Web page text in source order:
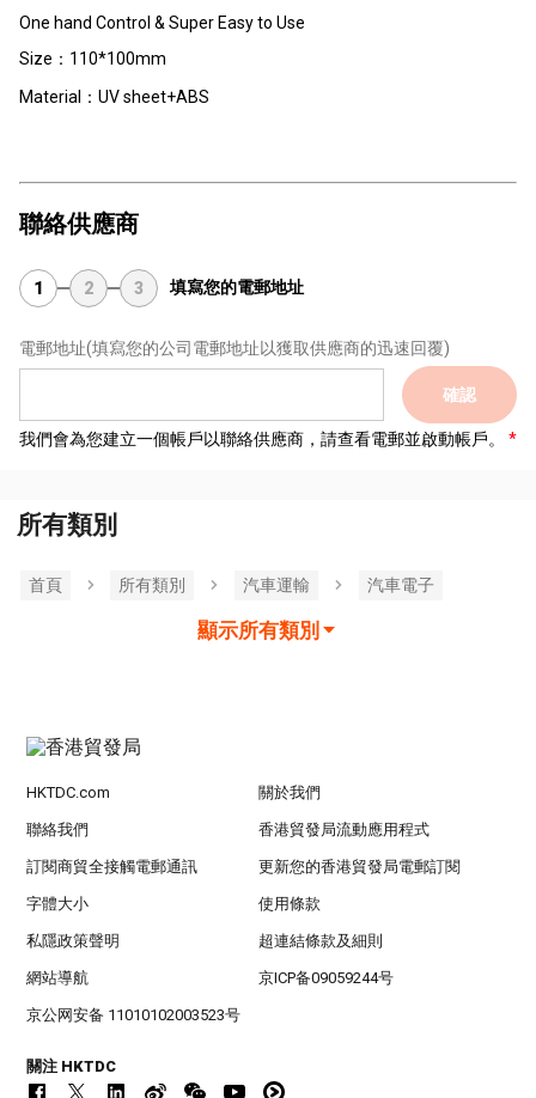
One hand Control & Super Easy to Use
Size：110*100mm
Material：UV sheet+ABS
聯絡供應商
1 2 3 填寫您的電郵地址
電郵地址(填寫您的公司電郵地址以獲取供應商的迅速回覆)
確認
我們會為您建立一個帳戶以聯絡供應商，請查看電郵並啟動帳戶。
所有類別
首頁 所有類別 汽車運輸 汽車電子
顯示所有類別
HKTDC.com 關於我們
聯絡我們 香港貿發局流動應用程式
訂閱商貿全接觸電郵通訊 更新您的香港貿發局電郵訂閱
字體大小 使用條款
私隱政策聲明 超連結條款及細則
網站導航 京ICP备09059244号
京公网安备 11010102003523号
關注 HKTDC